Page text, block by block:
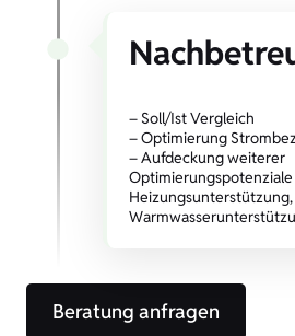
– Soll/Ist Vergleich
– Optimierung
– Aufdeckung weiterer
Optimierungspotenziale
Heizungsunterstützung,
Beratung anfragen